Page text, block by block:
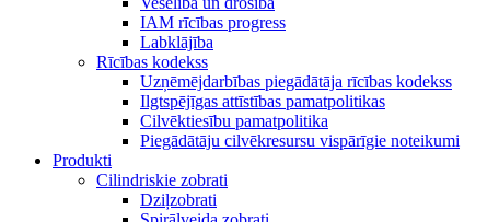
IAM rīcības progress
Labklājība
Rīcības kodekss
Uzņēmējdarbības piegādātāja rīcības kodekss
Ilgtspējīgas attīstības pamatpolitikas
Cilvēktiesību pamatpolitika
Piegādātāju cilvēkresursu vispārīgie noteikumi
Produkti
Cilindriskie zobrati
Dziļzobrati